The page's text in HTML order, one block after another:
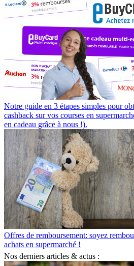
Notre guide en 3 étapes simples pour
cashback sur vos courses en
en cadeau grâce à nous !).
Offres de remboursement: soyez
achats en supermarché !
Nos derniers articles & actus :